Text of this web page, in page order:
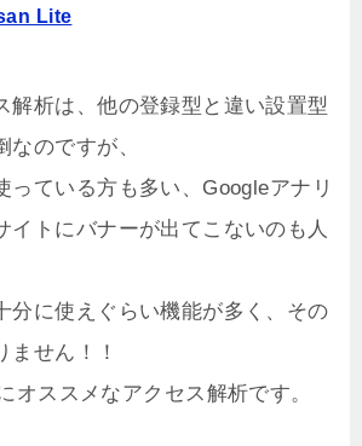
Lite
解析は、他の登録型と違い設置型
なのですが、
っている方も多い、Googleアナリ
イトにバナーが出てこないのも人
分に使えぐらい機能が多く、その
ません！！
オススメなアクセス解析です。